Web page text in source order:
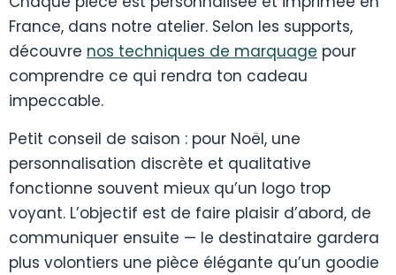
France, dans notre atelier. Selon les supports,
découvre nos techniques de marquage pour
comprendre ce qui rendra ton cadeau
impeccable.
Petit conseil de saison : pour Noël, une
personnalisation discrète et qualitative
fonctionne souvent mieux qu’un logo trop
voyant. L’objectif est de faire plaisir d’abord, de
communiquer ensuite — le destinataire gardera
plus volontiers une pièce élégante qu’un goodie